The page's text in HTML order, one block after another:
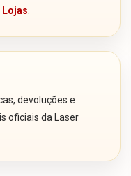
Lojas
devoluções e
oficiais da Laser